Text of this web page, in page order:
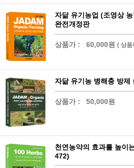
자닮 유기농업 (조영상
완전개정판
상품가 : 60,000원 ( 상품
자닮 유기농 병해충 방제
상품가 : 50,000원
천연농약의 효과를 높이
472)